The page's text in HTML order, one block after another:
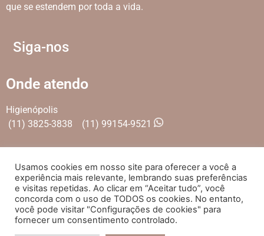
que se estendem por toda a vida.
Siga-nos
Onde atendo
Higienópolis
(11) 3825-3838
(11) 99154-9521
Desde 2000®OFTALMOLOGIA JERVÁSIO| Todos os
direitos reservados
Usamos cookies em nosso site para oferecer a você a
experiência mais relevante, lembrando suas preferências
e visitas repetidas. Ao clicar em “Aceitar tudo”, você
concorda com o uso de TODOS os cookies. No entanto,
você pode visitar "Configurações de cookies" para
fornecer um consentimento controlado.